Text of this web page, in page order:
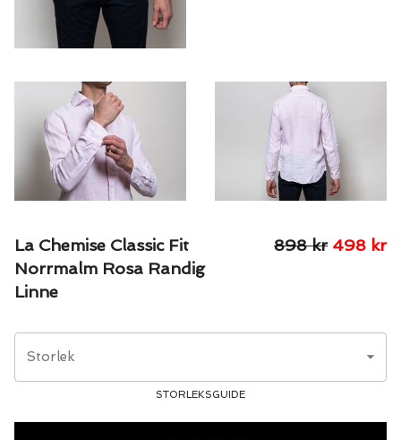
La Chemise Classic Fit
Norrmalm Rosa Randig
Linne
898kr 498 kr
Storlek
STORLEKSGUIDE